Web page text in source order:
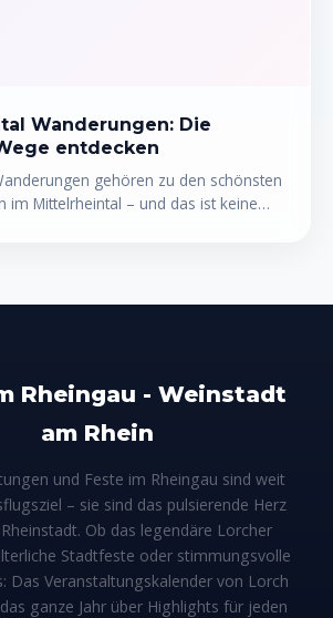
Wanderungen: Die
entdecken
gehören zu den schönsten
im Mittelrheintal – und das ist keine
Rheingau - Weinstadt
am Rhein
und Feste im Rheingau sind weit
– sie sind das pulsierende Herz
Ob das legendäre Lorcher
Stadtfeste oder stimmungsvolle
Das Veranstaltungskalender von Lorch
ganze Jahr über Highlights für jeden